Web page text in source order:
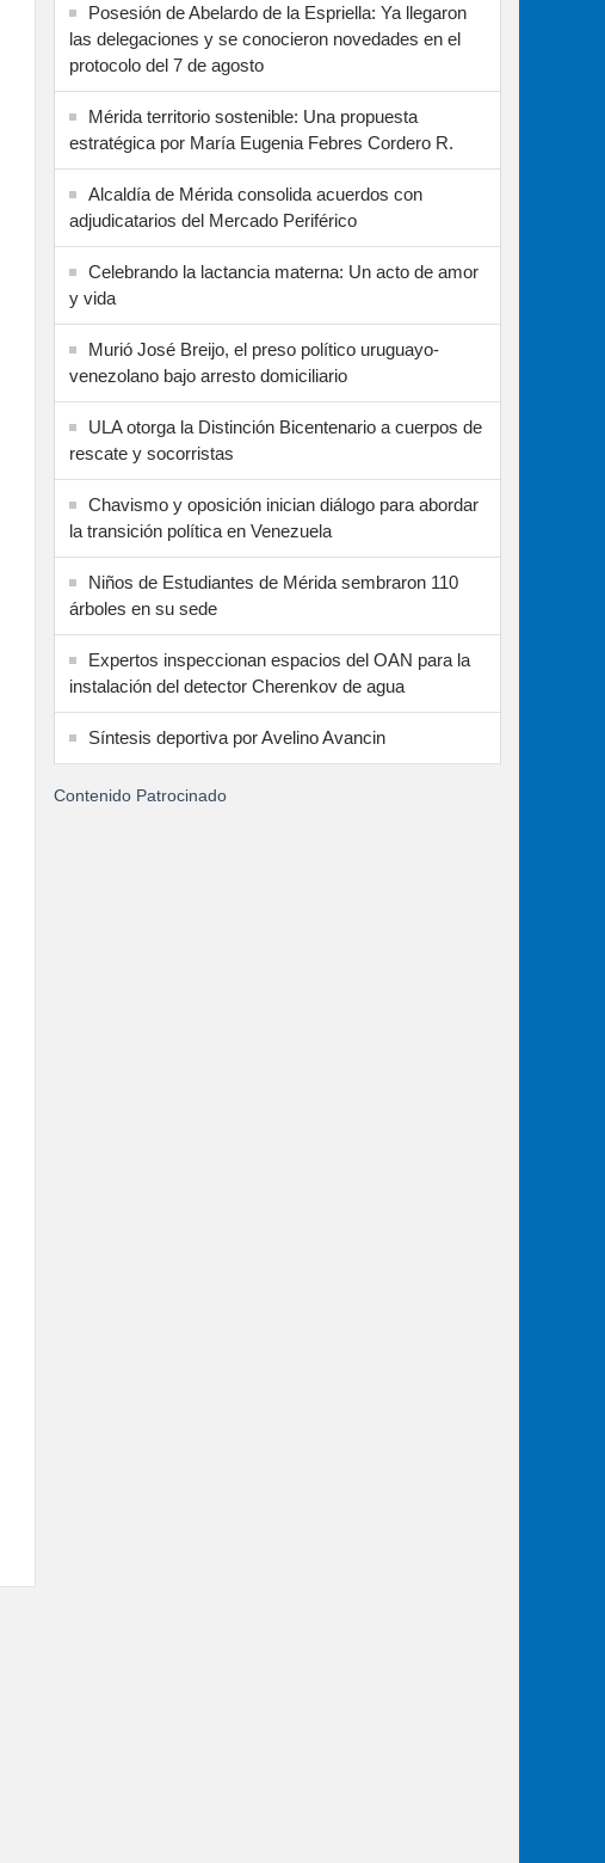
Posesión de Abelardo de la Espriella: Ya llegaron
las delegaciones y se conocieron novedades en el
protocolo del 7 de agosto
Mérida territorio sostenible: Una propuesta
estratégica por María Eugenia Febres Cordero R.
Alcaldía de Mérida consolida acuerdos con
adjudicatarios del Mercado Periférico
Celebrando la lactancia materna: Un acto de amor
y vida
Murió José Breijo, el preso político uruguayo-
venezolano bajo arresto domiciliario
ULA otorga la Distinción Bicentenario a cuerpos de
rescate y socorristas
Chavismo y oposición inician diálogo para abordar
la transición política en Venezuela
Niños de Estudiantes de Mérida sembraron 110
árboles en su sede
Expertos inspeccionan espacios del OAN para la
instalación del detector Cherenkov de agua
Síntesis deportiva por Avelino Avancin
Contenido Patrocinado